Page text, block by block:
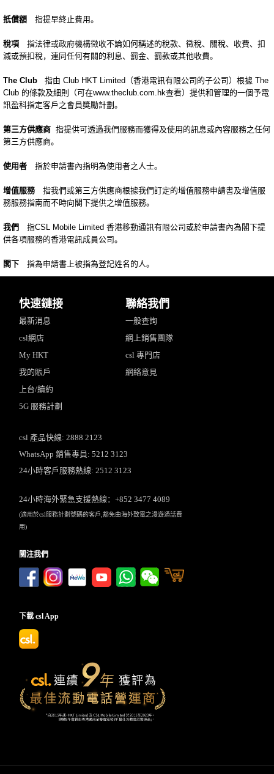
扺償額 指提早終止費用。
稅項 指法律或政府機構徵收不論如何稱述的稅款、徵稅、關稅、收費、扣
減或預扣稅，連同任何有關的利息、罰金、罰款或其他收費。
The Club
指由 Club HKT Limited（香港電訊有限公司的子公司）根據 The
Club 的條款及細則（可在www.theclub.com.hk查看）提供和管理的一個予電
訊盈科指定客戶之會員獎勵計劃。
第三方供應商 指提供可透過我們服務而獲得及使用的訊息或內容服務之任何
第三方供應商。
使用者 指於申請書內指明為使用者之人士。
增值服務 指我們或第三方供應商根據我們訂定的增值服務申請書及增值服
務服務指南而不時向閣下提供之增值服務。
我們 指CSL Mobile Limited 香港移動通訊有限公司或於申請書內為閣下提
供各項服務的香港電訊成員公司。
閣下 指為申請書上被指為登記姓名的人。
快速鏈接
最新消息
csl網店
My HKT
我的賬戶
上台/續約
5G 服務計劃
聯絡我們
一般查詢
網上銷售團隊
csl 專門店
網絡意見
csl 產品快線: 2888 2123
WhatsApp 銷售專員: 5212 3123
24小時客戶服務熱線: 2512 3123
24小時海外緊急支援熱線：+852 3477 4089
(適用於csl服務計劃號碼的客戶,豁免由海外致電之漫遊通話費
用)
關注我們
下載 csl App